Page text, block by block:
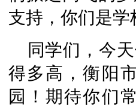
支持，你们是
同学们，今
得多高，衡阳
园！期待你们